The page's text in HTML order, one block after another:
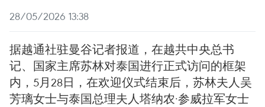
28/05/2026 13:38
据越通社驻曼谷记者报道，在越共中央总书
记、国家主席苏林对泰国进行正式访问的框架
内，5月28日，在欢迎仪式结束后，苏林夫人吴
芳璃女士与泰国总理夫人塔纳农·参威拉军女士